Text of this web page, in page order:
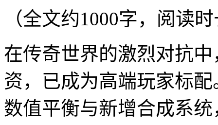
（全文约1000字，阅读
在传奇世界的激烈对抗
资，已成为高端玩家标
数值平衡与新增合成系